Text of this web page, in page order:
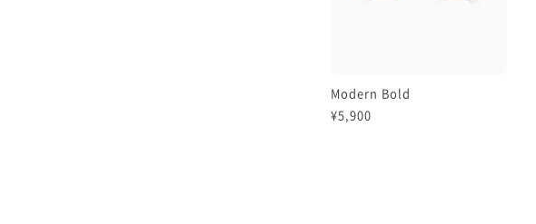
Modern Bold
¥5,900